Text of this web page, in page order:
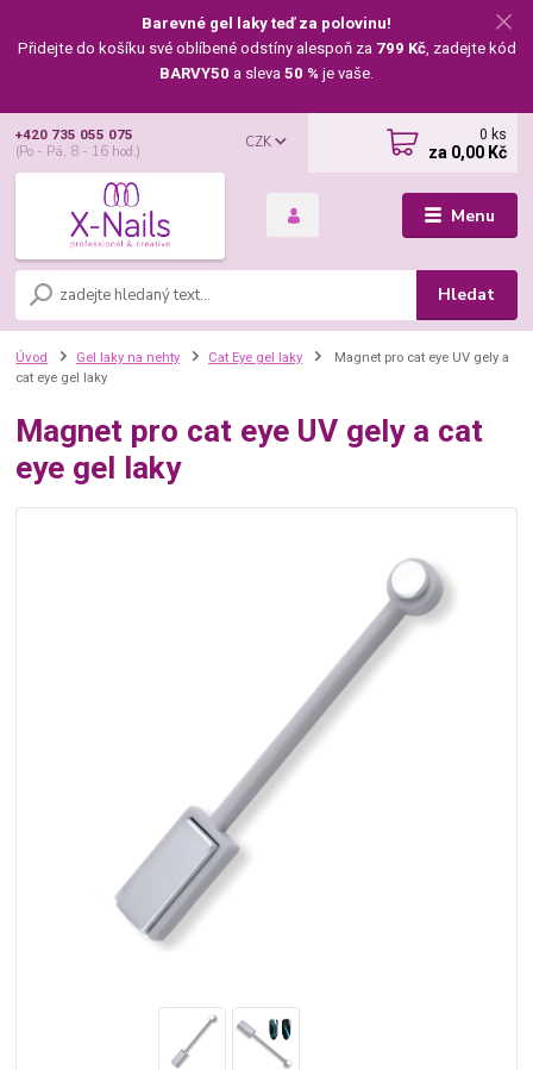
Barevné gel laky teď za polovinu!
Přidejte do košíku své oblíbené odstíny alespoň za 799 Kč, zadejte kód
BARVY50 a sleva 50 % je vaše.
Menu
CZK
Hledat
+420 735 055 075
(Po - Pá, 8 - 16 hod.)
0 ks
za 0,00 Kč
Úvod Gel laky na nehty Cat Eye gel laky
Magnet pro cat eye UV gely a
cat eye gel laky
Magnet pro cat eye UV gely a cat
eye gel laky